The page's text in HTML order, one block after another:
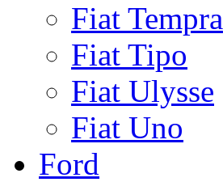
Fiat Tempra
Fiat Tipo
Fiat Ulysse
Fiat Uno
Ford